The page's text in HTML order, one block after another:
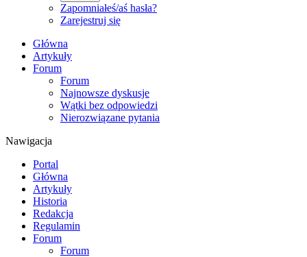
Zapomniałeś/aś hasła?
Zarejestruj się
Główna
Artykuły
Forum
Forum
Najnowsze dyskusje
Wątki bez odpowiedzi
Nierozwiązane pytania
Nawigacja
Portal
Główna
Artykuły
Historia
Redakcja
Regulamin
Forum
Forum